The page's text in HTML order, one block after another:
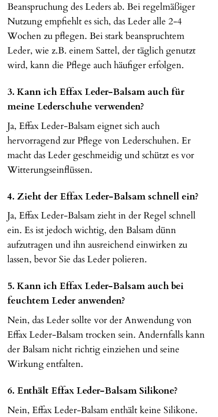
Beanspruchung des Leders ab. Bei regelmäßiger
Nutzung empfiehlt es sich, das Leder alle 2-4
Wochen zu pflegen. Bei stark beanspruchtem
Leder, wie z.B. einem Sattel, der täglich genutzt
wird, kann die Pflege auch häufiger erfolgen.
3. Kann ich Effax Leder-Balsam auch für
meine Lederschuhe verwenden?
Ja, Effax Leder-Balsam eignet sich auch
hervorragend zur Pflege von Lederschuhen. Er
macht das Leder geschmeidig und schützt es vor
Witterungseinflüssen.
4. Zieht der Effax Leder-Balsam schnell ein?
Ja, Effax Leder-Balsam zieht in der Regel schnell
ein. Es ist jedoch wichtig, den Balsam dünn
aufzutragen und ihn ausreichend einwirken zu
lassen, bevor Sie das Leder polieren.
5. Kann ich Effax Leder-Balsam auch bei
feuchtem Leder anwenden?
Nein, das Leder sollte vor der Anwendung von
Effax Leder-Balsam trocken sein. Andernfalls kann
der Balsam nicht richtig einziehen und seine
Wirkung entfalten.
6. Enthält Effax Leder-Balsam Silikone?
Nein, Effax Leder-Balsam enthält keine Silikone.